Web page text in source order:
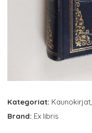
Kategoriat: Kaunokirjat,
Brand: Ex libris